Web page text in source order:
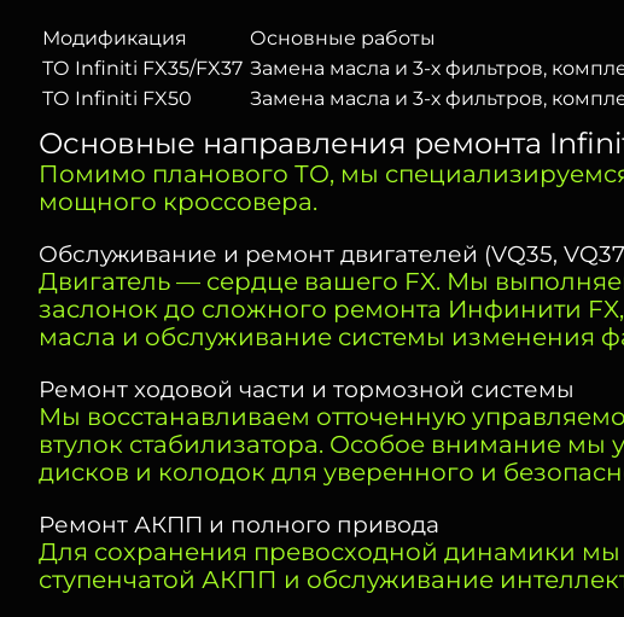
Модификация Основные работы
ТО Infiniti FX35/FX37 Замена масла и 3-х фильтров,
ТО Infiniti FX50
Замена масла и 3-х фильтров,
Основные направления ремонта
Помимо планового ТО, мы
мощного кроссовера.
Обслуживание и ремонт двигателей (VQ35,
Двигатель — сердце вашего FX. Мы
заслонок до сложного ремонта Инфинити
масла и обслуживание системы изменения
Ремонт ходовой части и тормозной системы
Мы восстанавливаем отточенную
втулок стабилизатора. Особое внимание мы
дисков и колодок для уверенного и
Ремонт АКПП и полного привода
Для сохранения превосходной динамики мы
ступенчатой АКПП и обслуживание